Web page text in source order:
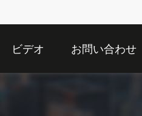
ビデオ お問い合わせ